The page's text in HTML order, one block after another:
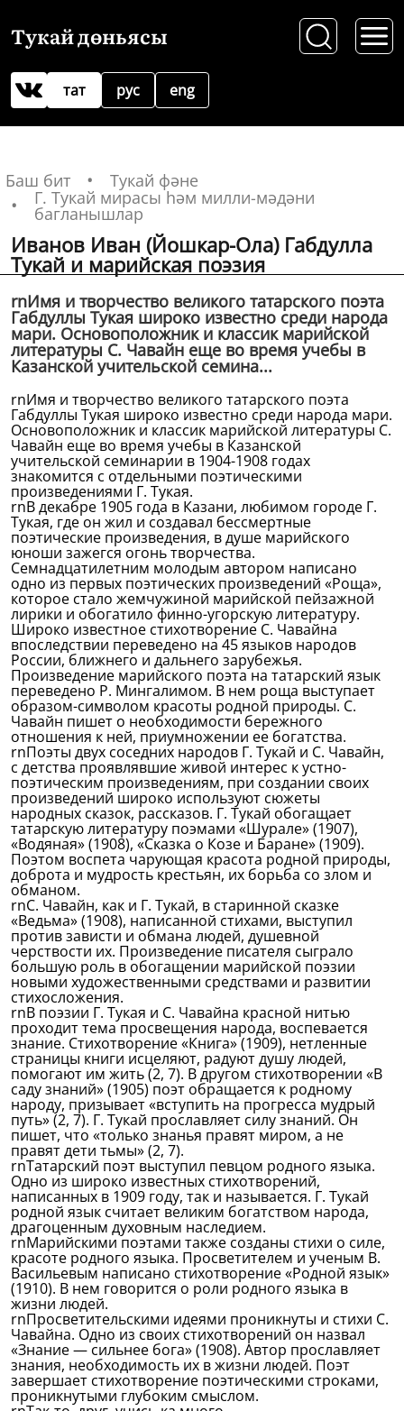
Тукай дөньясы
рус
тат eng
Баш бит Тукай фәне
Г. Тукай мирасы һәм милли-мәдәни
багланышлар
Иванов Иван (Йошкар-Ола) Габдулла
Тукай и марийская поэзия
rnИмя и творчество великого татарского поэта
Габдуллы Тукая широко известно среди народа
мари. Основоположник и классик марийской
литературы С. Чавайн еще во время учебы в
Казанской учительской семина...
rnИмя и творчество великого татарского поэта
Габдуллы Тукая широко известно среди народа мари.
Основоположник и классик марийской литературы С.
Чавайн еще во время учебы в Казанской
учительской семинарии в 1904-1908 годах
знакомится с отдельными поэтическими
произведениями Г. Тукая.
rnВ декабре 1905 года в Казани, любимом городе Г.
Тукая, где он жил и создавал бессмертные
поэтические произведения, в душе марийского
юноши зажегся огонь творчества.
Семнадцатилетним молодым автором написано
одно из первых поэтических произведений «Роща»,
которое стало жемчужиной марийской пейзажной
лирики и обогатило финно-угорскую литературу.
Широко известное стихотворение С. Чавайна
впоследствии переведено на 45 языков народов
России, ближнего и дальнего зарубежья.
Произведение марийского поэта на татарский язык
переведено Р. Мингалимом. В нем роща выступает
образом-символом красоты родной природы. С.
Чавайн пишет о необходимости бережного
отношения к ней, приумножении ее богатства.
rnПоэты двух соседних народов Г. Тукай и С. Чавайн,
с детства проявлявшие живой интерес к устно-
поэтическим произведениям, при создании своих
произведений широко используют сюжеты
народных сказок, рассказов. Г. Тукай обогащает
татарскую литературу поэмами «Шурале» (1907),
«Водяная» (1908), «Сказка о Козе и Баране» (1909).
Поэтом воспета чарующая красота родной природы,
доброта и мудрость крестьян, их борьба со злом и
обманом.
rnС. Чавайн, как и Г. Тукай, в старинной сказке
«Ведьма» (1908), написанной стихами, выступил
против зависти и обмана людей, душевной
черствости их. Произведение писателя сыграло
большую роль в обогащении марийской поэзии
новыми художественными средствами и развитии
стихосложения.
rnВ поэзии Г. Тукая и С. Чавайна красной нитью
проходит тема просвещения народа, воспевается
знание. Стихотворение «Книга» (1909), нетленные
страницы книги исцеляют, радуют душу людей,
помогают им жить (2, 7). В другом стихотворении «В
саду знаний» (1905) поэт обращается к родному
народу, призывает «вступить на прогресса мудрый
путь» (2, 7). Г. Тукай прославляет силу знаний. Он
пишет, что «только знанья правят миром, а не
правят дети тьмы» (2, 7).
rnТатарский поэт выступил певцом родного языка.
Одно из широко известных стихотворений,
написанных в 1909 году, так и называется. Г. Тукай
родной язык считает великим богатством народа,
драгоценным духовным наследием.
rnМарийскими поэтами также созданы стихи о силе,
красоте родного языка. Просветителем и ученым В.
Васильевым написано стихотворение «Родной язык»
(1910). В нем говорится о роли родного языка в
жизни людей.
rnПросветительскими идеями проникнуты и стихи С.
Чавайна. Одно из своих стихотворений он назвал
«Знание — сильнее бога» (1908). Автор прославляет
знания, необходимость их в жизни людей. Поэт
завершает стихотворение поэтическими строками,
проникнутыми глубоким смыслом.